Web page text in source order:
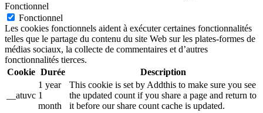
Fonctionnel
Fonctionnel
Les cookies fonctionnels aident à exécuter certaines fonctionnalités
telles que le partage du contenu du site Web sur les plates-formes de
médias sociaux, la collecte de commentaires et d’autres
fonctionnalités tierces.
Cookie Durée Description
__atuvc
1 year
1
month
This cookie is set by Addthis to make sure you see
the updated count if you share a page and return to
it before our share count cache is updated.